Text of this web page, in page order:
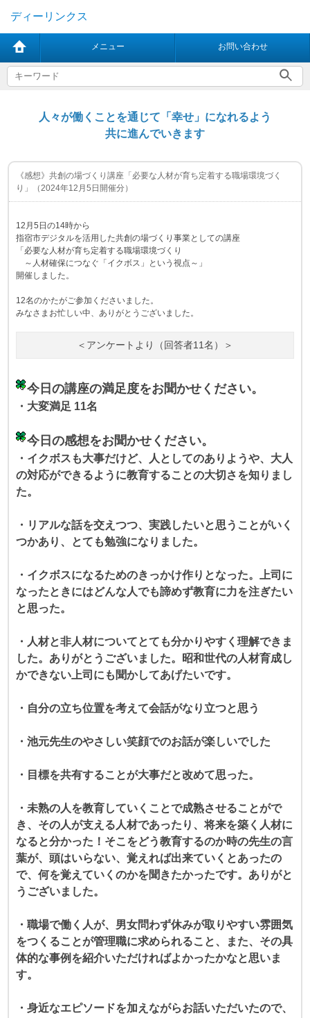
ディーリンクス
メニュー お問い合わせ
人々が働くことを通じて「幸せ」になれるよう
共に進んでいきます
《感想》共創の場づくり講座「必要な人材が育ち定着する職場環境づく
り」（2024年12月5日開催分）
12月5日の14時から
指宿市デジタルを活用した共創の場づくり事業としての講座
「必要な人材が育ち定着する職場環境づくり
～人材確保につなぐ「イクボス」という視点～」
開催しました。
12名のかたがご参加くださいました。
みなさまお忙しい中、ありがとうございました。
＜アンケートより（回答者11名）＞
今日の講座の満足度をお聞かせください。
・大変満足 11名
今日の感想をお聞かせください。
・イクボスも大事だけど、人としてのありようや、大人
の対応ができるように教育することの大切さを知りまし
た。
・リアルな話を交えつつ、実践したいと思うことがいく
つかあり、とても勉強になりました。
・イクボスになるためのきっかけ作りとなった。上司に
なったときにはどんな人でも諦めず教育に力を注ぎたい
と思った。
・人材と非人材についてとても分かりやすく理解できま
した。ありがとうございました。昭和世代の人材育成し
かできない上司にも聞かしてあげたいです。
・自分の立ち位置を考えて会話がなり立つと思う
・池元先生のやさしい笑顔でのお話が楽しいでした
・目標を共有することが大事だと改めて思った。
・未熟の人を教育していくことで成熟させることがで
き、その人が支える人材であったり、将来を築く人材に
なると分かった！そこをどう教育するのか時の先生の言
葉が、頭はいらない、覚えれば出来ていくとあったの
で、何を覚えていくのかを聞きたかったです。ありがと
うございました。
・職場で働く人が、男女問わず休みが取りやすい雰囲気
をつくることが管理職に求められること、また、その具
体的な事例を紹介いただければよかったかなと思いま
す。
・身近なエピソードを加えながらお話いただいたので、